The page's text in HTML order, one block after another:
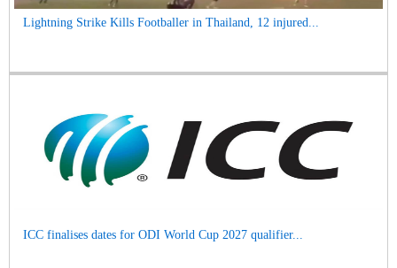
Lightning Strike Kills Footballer in Thailand, 12 injured...
ICC finalises dates for ODI World Cup 2027 qualifier...